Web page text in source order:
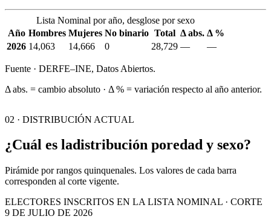
Lista Nominal por año, desglose por sexo
Año Hombres Mujeres No binario Total Δ abs. Δ %
2026 14,063 14,666 0 28,729 — —
Fuente · DERFE–INE, Datos Abiertos.
Δ abs. = cambio absoluto · Δ % = variación respecto al año anterior.
02 · DISTRIBUCIÓN ACTUAL
¿Cuál es ladistribución poredad y sexo?
Pirámide por rangos quinquenales. Los valores de cada barra
corresponden al corte vigente.
ELECTORES INSCRITOS EN LA LISTA NOMINAL · CORTE
9 DE JULIO DE 2026